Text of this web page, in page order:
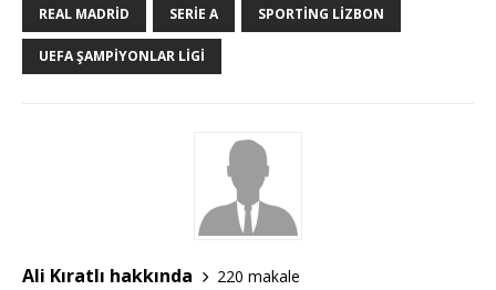
REAL MADRID SERIE A SPORTING LIZBON
UEFA ŞAMPIYONLAR LIGI
Ali Kıratlı hakkında
220 makale